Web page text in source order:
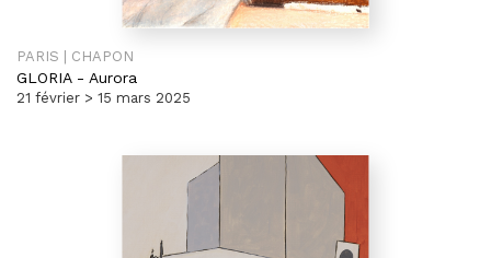
PARIS | CHAPON
GLORIA - Aurora
21 février > 15 mars 2025